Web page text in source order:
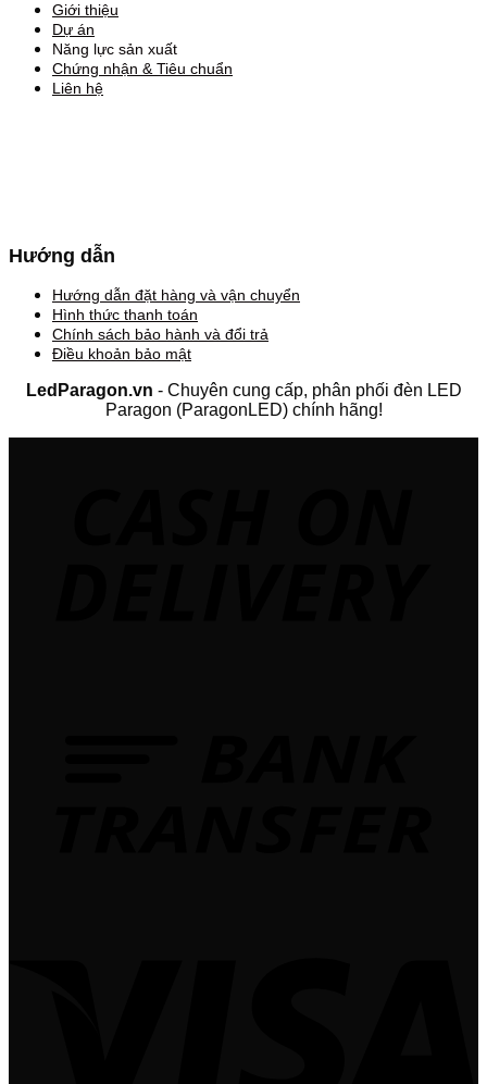
Giới thiệu
Dự án
Năng lực sản xuất
Chứng nhận & Tiêu chuẩn
Liên hệ
Hướng dẫn
Hướng dẫn đặt hàng và vận chuyển
Hình thức thanh toán
Chính sách bảo hành và đổi trả
Điều khoản bảo mật
LedParagon.vn - Chuyên cung cấp, phân phối đèn LED
Paragon (ParagonLED) chính hãng!